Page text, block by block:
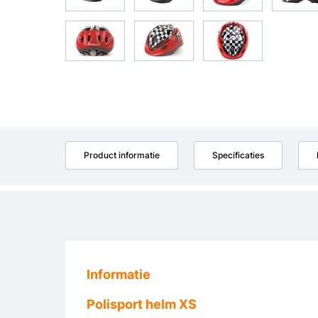
Product informatie Specificaties
Informatie
Polisport helm XS